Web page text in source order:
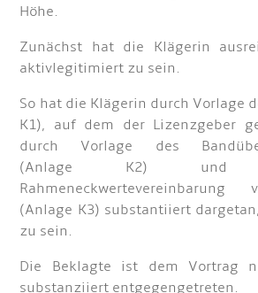
Höhe.
Zunächst hat die Klägerin
aktivlegitimiert zu sein.
So hat die Klägerin durch Vorlage
K1), auf dem der Lizenzgeber
durch Vorlage des
(Anlage K2)
Rahmeneckwertevereinbarung
(Anlage K3) substantiiert
zu sein.
Die Beklagte ist dem Vortrag
substanziiert entgegengetreten.